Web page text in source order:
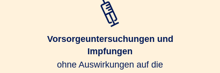
Vorsorgeuntersuchungen und
Impfungen
ohne Auswirkungen auf die